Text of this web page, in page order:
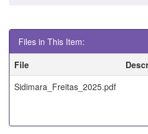
Files in This Item:
File
Sidimara_Freitas_2025.pdf